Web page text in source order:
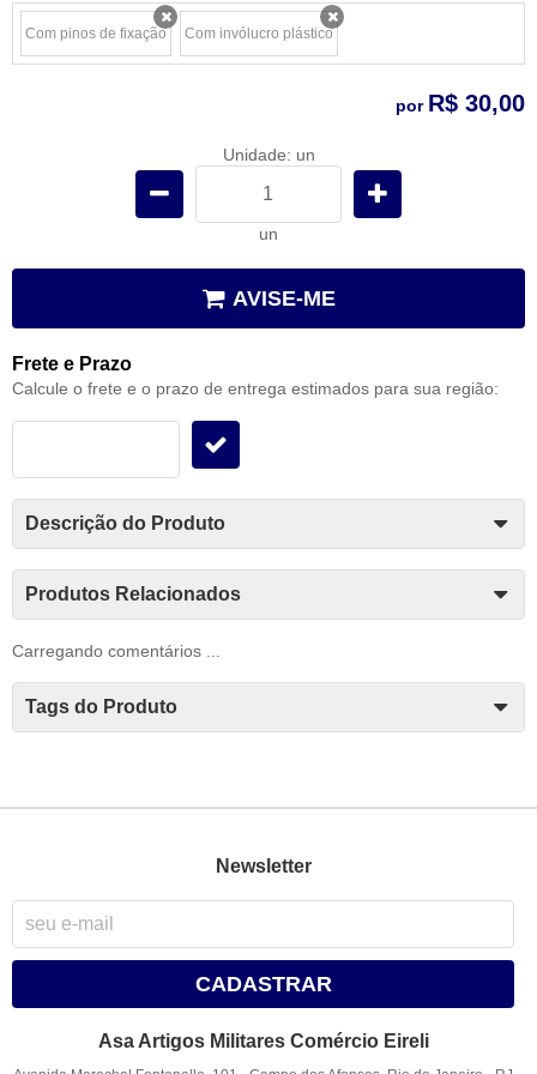
Com pinos de fixação
x Com invólucro plástico
x
por R$ 30,00
Unidade: un
un
AVISE-ME
Frete e Prazo
Calcule o frete e o prazo de entrega estimados para sua região:
Descrição do Produto
Produtos Relacionados
Carregando comentários ...
Tags do Produto
Newsletter
CADASTRAR
Asa Artigos Militares Comércio Eireli